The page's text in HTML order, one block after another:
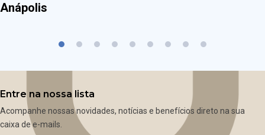
Anápolis
Entre na nossa lista
Acompanhe nossas novidades, notícias e benefícios direto na sua
caixa de e-mails.